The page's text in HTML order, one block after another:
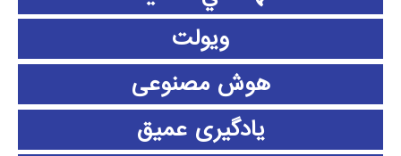
ویولت
هوش مصنوعی
یادگیری عمیق